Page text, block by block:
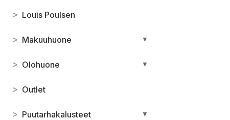
> Louis Poulsen
> Makuuhuone ▼
> Olohuone ▼
> Outlet
> Puutarhakalusteet ▼